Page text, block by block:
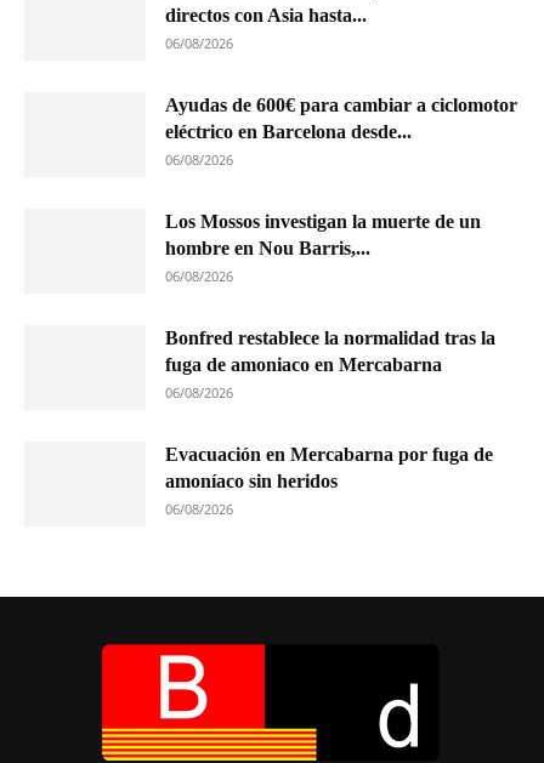
directos con Asia hasta...
06/08/2026
Ayudas de 600€ para cambiar a ciclomotor
eléctrico en Barcelona desde...
06/08/2026
Los Mossos investigan la muerte de un
hombre en Nou Barris,...
06/08/2026
Bonfred restablece la normalidad tras la
fuga de amoniaco en Mercabarna
06/08/2026
Evacuación en Mercabarna por fuga de
amoníaco sin heridos
06/08/2026